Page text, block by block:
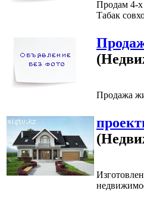
Продам 4-
Табак
Продажа